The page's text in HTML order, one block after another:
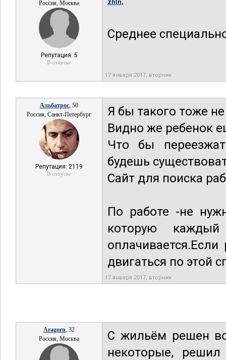
Россия, Москва
Репутация: 5
В отпуске
zhln,
Среднее
17 января 2017, вторник
Альбатрос, 50
Россия, Санкт-Петербург
Репутация: 2119
В отпуске
Я бы такого тоже
Видно же ребенок
Что бы
будешь
Сайт для поиска
По работе -не
которую
двигаться по этой
17 января 2017, вторник
Aragorn, 32
Россия, Москва
С жильём решен
некоторые,